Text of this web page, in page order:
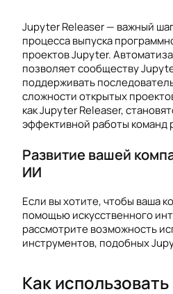
Jupyter Releaser — важный
процесса выпуска
проектов Jupyter.
позволяет сообществу
поддерживать
сложности открытых
как Jupyter Releaser,
эффективной работы команд
Развитие вашей
ИИ
Если вы хотите, чтобы ваша
помощью искусственного
рассмотрите возможность
инструментов, подобных
Как